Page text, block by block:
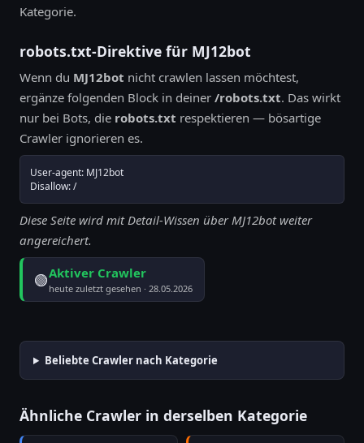
Kategorie.
robots.txt-Direktive für MJ12bot
Wenn du MJ12bot nicht crawlen lassen möchtest,
ergänze folgenden Block in deiner /robots.txt. Das wirkt
nur bei Bots, die robots.txt respektieren — bösartige
Crawler ignorieren es.
User-agent: MJ12bot
Disallow: /
Diese Seite wird mit Detail-Wissen über MJ12bot weiter
angereichert.
🟢Aktiver Crawler
heute zuletzt gesehen · 28.05.2026
Beliebte Crawler nach Kategorie
Ähnliche Crawler in derselben Kategorie